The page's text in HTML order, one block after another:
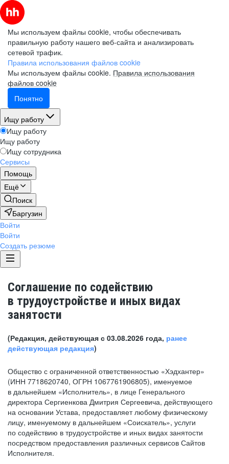
Мы используем файлы cookie, чтобы обеспечивать
правильную работу нашего веб-сайта и анализировать
сетевой трафик.
Правила использования файлов cookie
Мы используем файлы cookie. Правила использования
файлов cookie
Понятно
Ищу работу
Ищу работу
Ищу работу
Ищу сотрудника
Сервисы
Помощь
Ещё
Поиск
Баргузин
Войти
Войти
Создать резюме
Соглашение по содействию
в трудоустройстве и иных видах
занятости
(Редакция, действующая с 03.08.2026 года, ранее
действующая редакция)
Общество с ограниченной ответственностью «Хэдхантер»
(ИНН 7718620740, ОГРН 1067761906805), именуемое
в дальнейшем «Исполнитель», в лице Генерального
директора Сергиенкова Дмитрия Сергеевича, действующего
на основании Устава, предоставляет любому физическому
лицу, именуемому в дальнейшем «Соискатель», услуги
по содействию в трудоустройстве и иных видах занятости
посредством предоставления различных сервисов Сайтов
Исполнителя.